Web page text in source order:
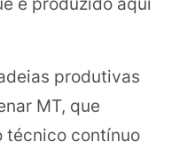
produtivas
MT, que
técnico contínuo